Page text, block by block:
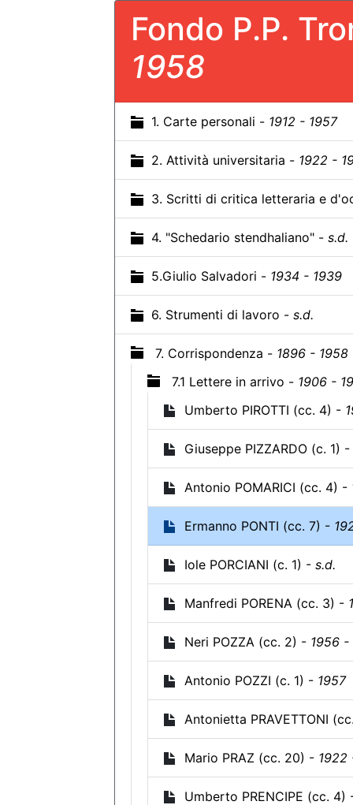
Fondo P.P.
1958
1. Carte personali - 1912 - 1957
2. Attività universitaria - 1922 -
3. Scritti di critica letteraria e
4. "Schedario stendhaliano" - s.d.
5.Giulio Salvadori - 1934 - 1939
6. Strumenti di lavoro - s.d.
7. Corrispondenza - 1896 - 1958
7.1 Lettere in arrivo - 1906 -
Umberto PIROTTI (cc. 4) -
Giuseppe PIZZARDO (c. 1) -
Antonio POMARICI (cc. 4) -
Ermanno PONTI (cc. 7) -
Iole PORCIANI (c. 1) - s.d.
Manfredi PORENA (cc. 3) -
Neri POZZA (cc. 2) - 1956 -
Antonio POZZI (c. 1) - 1957
Antonietta PRAVETTONI
Mario PRAZ (cc. 20) - 1922
Umberto PRENCIPE (cc.